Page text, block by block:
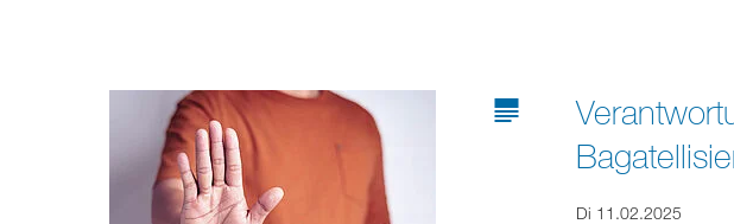
Di 11.02.2025